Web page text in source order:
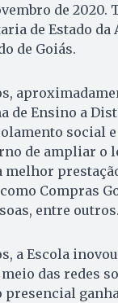
de 2020.
de Estado da
de Goiás.
Ensino a
social e
de ampliar o
Compras
entre outros.
a Escola
das redes